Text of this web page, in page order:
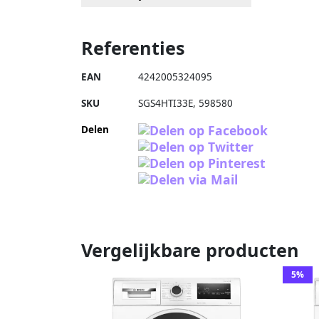
Referenties
EAN 4242005324095
SKU SGS4HTI33E, 598580
Delen
Vergelijkbare producten
5%